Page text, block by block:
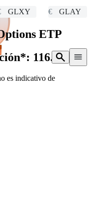
GLXY € GLAY
ETP
116.03% *
es indicativo de